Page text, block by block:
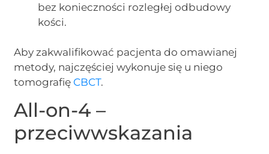
bez konieczności rozległej odbudowy
kości.
Aby zakwalifikować pacjenta do omawianej
metody, najczęściej wykonuje się u niego
tomografię CBCT.
All-on-4 –
przeciwwskazania